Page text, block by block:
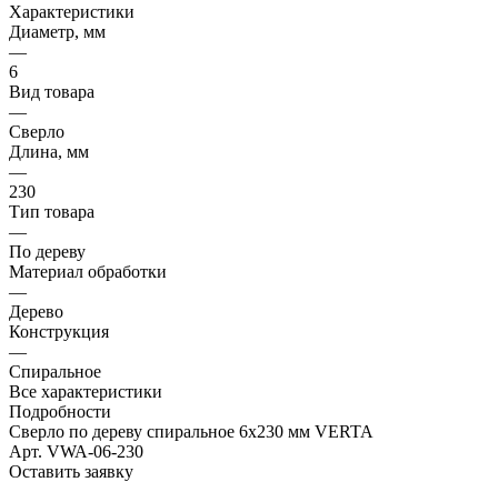
Характеристики
Диаметр, мм
—
6
Вид товара
—
Сверло
Длина, мм
—
230
Тип товара
—
По дереву
Материал обработки
—
Дерево
Конструкция
—
Спиральное
Все характеристики
Подробности
Сверло по дереву спиральное 6x230 мм VERTA
Арт. VWA-06-230
Оставить заявку